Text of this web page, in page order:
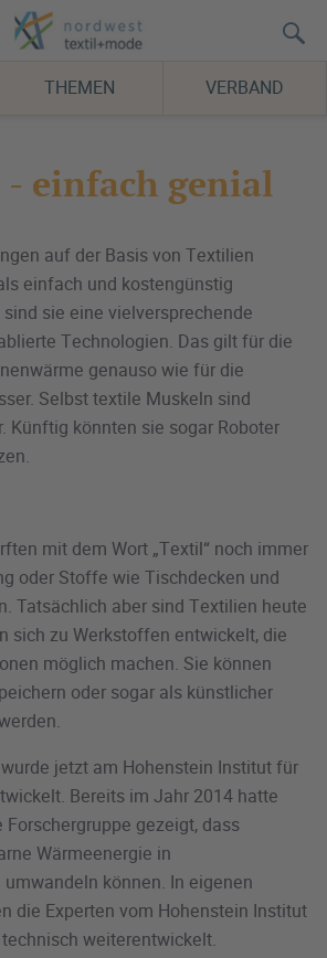
THEMEN VERBAND
einfach genial
auf der Basis von Textilien
einfach und kostengünstig
sie eine vielversprechende
Technologien. Das gilt für die
genauso wie für die
Selbst textile Muskeln sind
Künftig könnten sie sogar Roboter
mit dem Wort „Textil“ noch immer
oder Stoffe wie Tischdecken und
Tatsächlich aber sind Textilien heute
sich zu Werkstoffen entwickelt, die
möglich machen. Sie können
oder sogar als künstlicher
jetzt am Hohenstein Institut für
Bereits im Jahr 2014 hatte
gezeigt, dass
Wärmeenergie in
können. In eigenen
die Experten vom Hohenstein Institut
weiterentwickelt.